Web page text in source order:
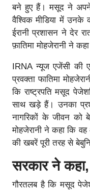
बने हुए हैं। मसूद ने अपने
वैश्विक मीडिया में
ईरानी प्रशासन ने देर
फ़ातिमा मोहजेरानी ने
IRNA न्यूज एजेंसी की
प्रवक्ता फातिमा
कि राष्ट्रपति मसूद
साथ खड़े हैं। उनका
नागरिकों के जीवन को
मोहजेरानी ने कहा कि
की खबरें पूरी तरह से
सरकार ने कहा,
गौरतलब है कि मसूद